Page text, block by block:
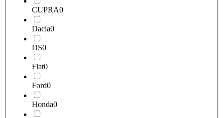
CUPRA0
Dacia0
DS0
Fiat0
Ford0
Honda0